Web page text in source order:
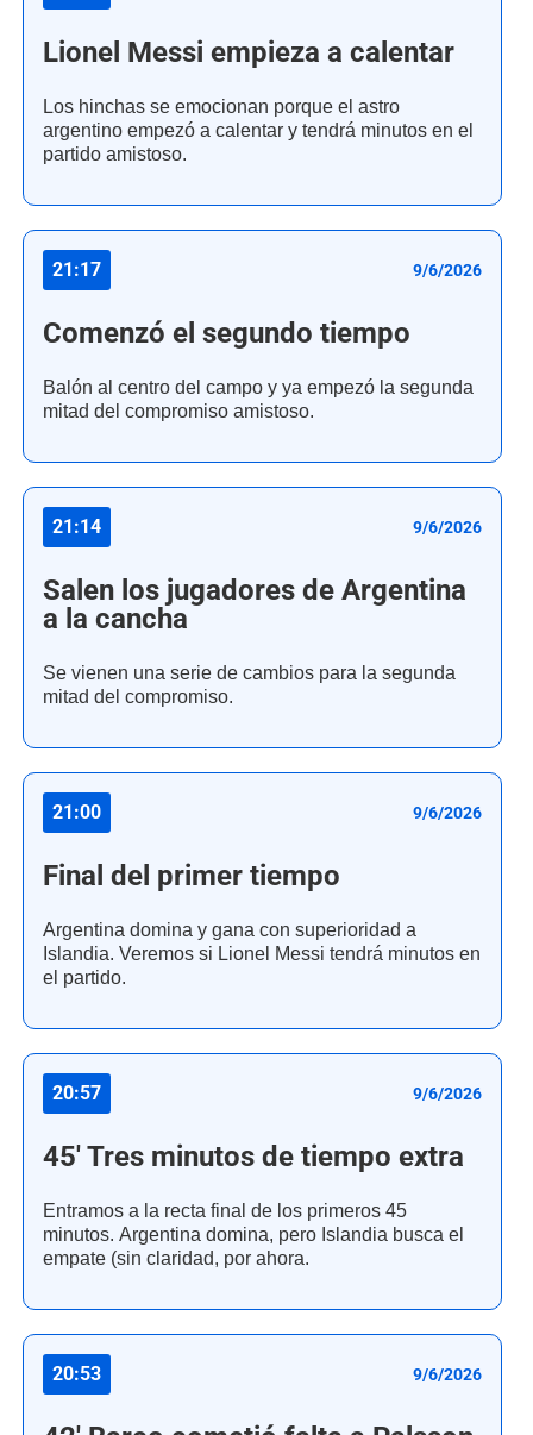
Lionel Messi empieza a calentar
Los hinchas se emocionan porque el astro
argentino empezó a calentar y tendrá minutos en el
partido amistoso.
21:17 9/6/2026
Comenzó el segundo tiempo
Balón al centro del campo y ya empezó la segunda
mitad del compromiso amistoso.
21:14 9/6/2026
Salen los jugadores de Argentina
a la cancha
Se vienen una serie de cambios para la segunda
mitad del compromiso.
21:00 9/6/2026
Final del primer tiempo
Argentina domina y gana con superioridad a
Islandia. Veremos si Lionel Messi tendrá minutos en
el partido.
20:57 9/6/2026
45' Tres minutos de tiempo extra
Entramos a la recta final de los primeros 45
minutos. Argentina domina, pero Islandia busca el
empate (sin claridad, por ahora.
20:53 9/6/2026